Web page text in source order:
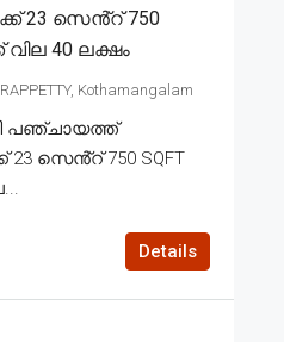
23 സെൻ്റ് 750
വില 40 ലക്ഷം
Kothamangalam
പഞ്ചായത്ത്
സെൻ്റ് 750 SQFT
Details